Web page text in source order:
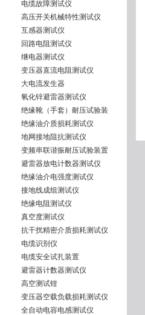
电缆故障测试仪
高压开关机械特性测试仪
互感器测试仪
回路电阻测试仪
继电器测试仪
变压器直流电阻测试仪
大电流发生器
氧化锌避雷器测试仪
绝缘靴（手套）耐压试验装
绝缘油介质损耗测试仪
地网接地阻抗测试仪
变频串联谐振耐压试验装置
避雷器放电计数器测试仪
绝缘油介电强度测试仪
接地线成组测试仪
绝缘电阻测试仪
真空度测试仪
抗干扰精密介质损耗测试仪
电缆识别仪
电缆安全试扎装置
避雷器计数器测试仪
高空测试钳
变压器空载负载损耗测试仪
全自动电容电感测试仪